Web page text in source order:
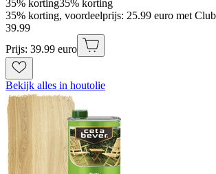
35% korting35% korting
35% korting, voordeelprijs: 25.99 euro met
39.99
Prijs: 39.99 euro
Bekijk alles in houtolie